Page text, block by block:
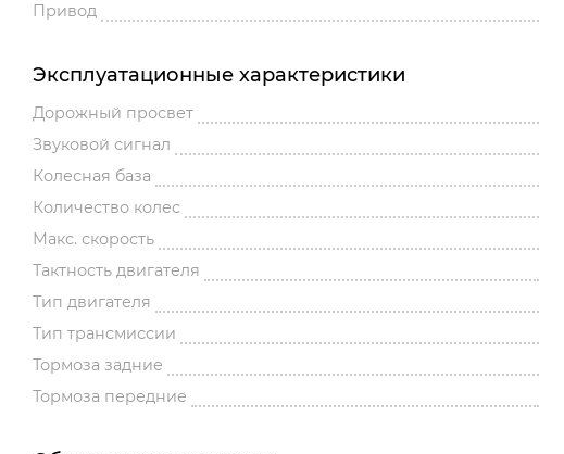
Привод
Эксплуатационные характеристики
Дорожный просвет
Звуковой сигнал
Колесная база
Количество колес
Макс. скорость
Тактность двигателя
Тип двигателя
Тип трансмиссии
Тормоза задние
Тормоза передние